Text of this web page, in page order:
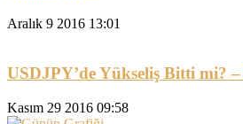
Aralık 9 2016 13:01
USDJPY’de Yükseliş Bitti mi? –
Kasım 29 2016 09:58